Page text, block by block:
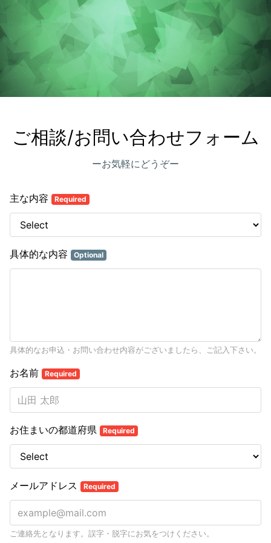
ご相談/お問い合わせフォーム
ーお気軽にどうぞー
主な内容 Required
具体的な内容 Optional
具体的なお申込・お問い合わせ内容がございましたら、ご記入下さい。
お名前 Required
お住まいの都道府県 Required
メールアドレス Required
ご連絡先となります。誤字・脱字にお気をつけください。